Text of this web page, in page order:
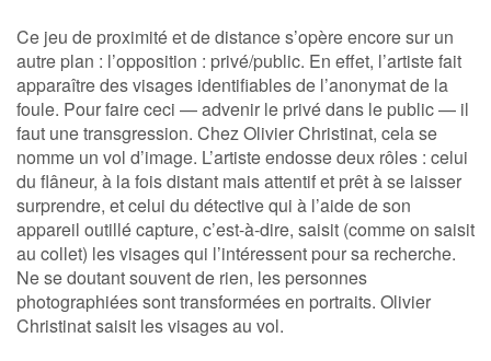
Ce jeu de proximité et de distance s’opère encore sur un
autre plan : l’opposition : privé/public. En effet, l’artiste fait
apparaître des visages identifiables de l’anonymat de la
foule. Pour faire ceci — advenir le privé dans le public — il
faut une transgression. Chez Olivier Christinat, cela se
nomme un vol d’image. L’artiste endosse deux rôles : celui
du flâneur, à la fois distant mais attentif et prêt à se laisser
surprendre, et celui du détective qui à l’aide de son
appareil outillé capture, c’est-à-dire, saisit (comme on saisit
au collet) les visages qui l’intéressent pour sa recherche.
Ne se doutant souvent de rien, les personnes
photographiées sont transformées en portraits. Olivier
Christinat saisit les visages au vol.